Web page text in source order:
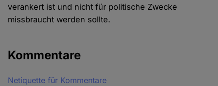
verankert ist und nicht für politische Zwecke
missbraucht werden sollte.
Kommentare
Netiquette für Kommentare